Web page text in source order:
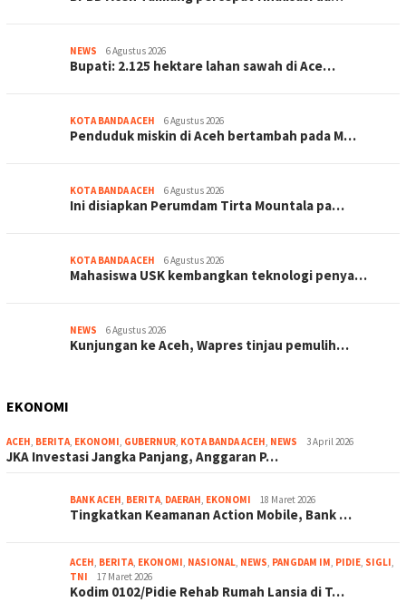
NEWS 6 Agustus 2026
Bupati: 2.125 hektare lahan sawah di Ace…
KOTA BANDA ACEH 6 Agustus 2026
Penduduk miskin di Aceh bertambah pada M…
KOTA BANDA ACEH 6 Agustus 2026
Ini disiapkan Perumdam Tirta Mountala pa…
KOTA BANDA ACEH 6 Agustus 2026
Mahasiswa USK kembangkan teknologi penya…
NEWS 6 Agustus 2026
Kunjungan ke Aceh, Wapres tinjau pemulih…
EKONOMI
ACEH, BERITA, EKONOMI, GUBERNUR, KOTA BANDA ACEH, NEWS 3 April 2026
JKA Investasi Jangka Panjang, Anggaran P…
BANK ACEH, BERITA, DAERAH, EKONOMI 18 Maret 2026
Tingkatkan Keamanan Action Mobile, Bank …
ACEH, BERITA, EKONOMI, NASIONAL, NEWS, PANGDAM IM, PIDIE, SIGLI,
TNI
17 Maret 2026
Kodim 0102/Pidie Rehab Rumah Lansia di T…